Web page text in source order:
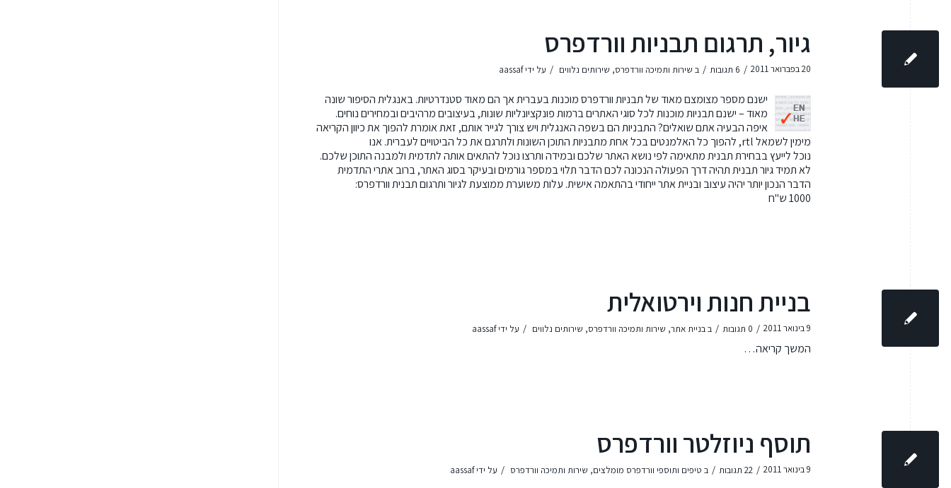
גיור, תרגום תבניות וורדפרס
20 בפברואר 2011 / 6 תגובות / ב שירות ותמיכה וורדפרס, שירותים נלווים / על ידיaassaf
ישנם מספר מצומצם מאוד של תבניות וורדפרס מוכנות בעברית אך הם מאוד סטנדרטיות. באנגלית הסיפור שונה
מאוד – ישנם תבניות מוכנות לכל סוגי האתרים ברמות פונקציונליות שונות, בעיצובים מרהיבים ובמחירים נוחים.
איפה הבעיה אתם שואלים? התבניות הם בשפה האנגלית ויש צורך לגייר אותם, זאת אומרת להפוך את כיוון הקריאה
מימין לשמאל rtl, להפוך כל האלמנטים בכל אחת מתבניות התוכן השונות ולתרגם את כל הביטויים לעברית. אנו
נוכל לייעץ בבחירת תבנית מתאימה לפי נושא האתר שלכם ובמידה ותרצו נוכל להתאים אותה לתדמית ולמבנה התוכן שלכם.
לא תמיד גיור תבנית תהיה דרך הפעולה הנכונה לכם הדבר תלוי במספר גורמים ובעיקר בסוג האתר, ברוב אתרי התדמית
הדבר הנכון יותר יהיהעיצוב ובניית אתר ייחודי בהתאמה אישית. עלות משוערת ממוצעת לגיור ותרגום תבנית וורדפרס:
1000 ש"ח
בניית חנות וירטואלית
9 בינואר 2011 / 0 תגובות / בבניית אתר, שירות ותמיכה וורדפרס, שירותים נלווים / על ידיaassaf
המשך קריאה…
תוסף ניוזלטר וורדפרס
9 בינואר 2011 / 22 תגובות / ב טיפים ותוספי וורדפרס מומלצים, שירות ותמיכה וורדפרס / על ידיaassaf